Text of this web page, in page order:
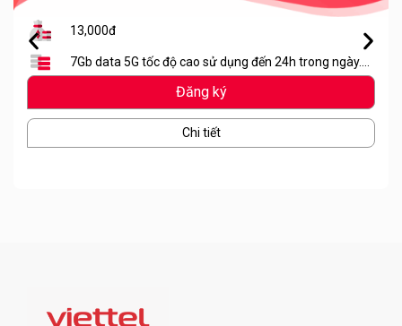
13,000đ
7Gb data 5G tốc độ cao sử dụng đến 24h trong ngày.
Hết lưu lượng dừng truy cập
Đăng ký
Chi tiết